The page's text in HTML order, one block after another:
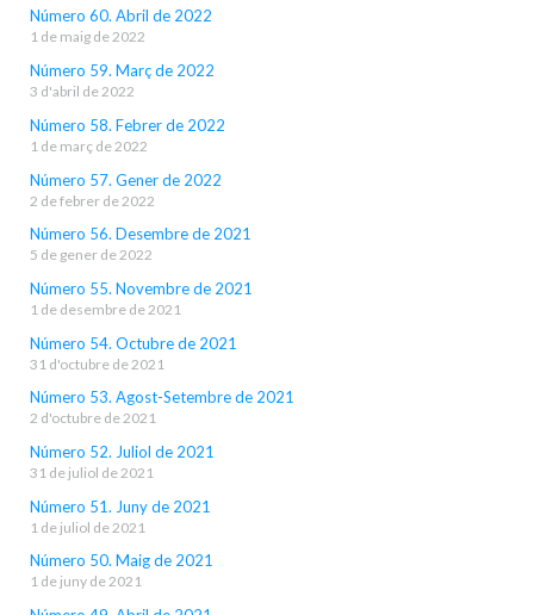
Número 60. Abril de 2022
1 de maig de 2022
Número 59. Març de 2022
3 d'abril de 2022
Número 58. Febrer de 2022
1 de març de 2022
Número 57. Gener de 2022
2 de febrer de 2022
Número 56. Desembre de 2021
5 de gener de 2022
Número 55. Novembre de 2021
1 de desembre de 2021
Número 54. Octubre de 2021
31 d'octubre de 2021
Número 53. Agost-Setembre de 2021
2 d'octubre de 2021
Número 52. Juliol de 2021
31 de juliol de 2021
Número 51. Juny de 2021
1 de juliol de 2021
Número 50. Maig de 2021
1 de juny de 2021